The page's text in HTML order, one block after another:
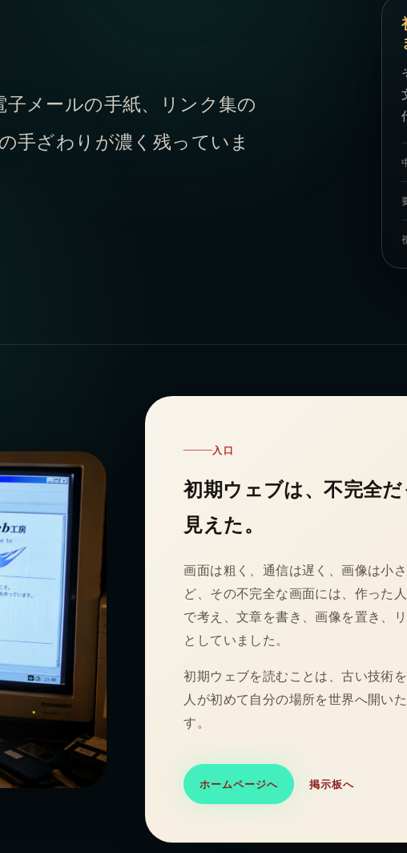
メールの手紙、リンク集の
手ざわりが濃く残っていま
入口
初期ウェブは、不完全
見えた。
画面は粗く、通信は遅く、画像は小
ど、その不完全な画面には、作った
で考え、文章を書き、画像を置き、
としていました。
初期ウェブを読むことは、古い技術
人が初めて自分の場所を世界へ開い
す。
ホームページへ 掲示板へ